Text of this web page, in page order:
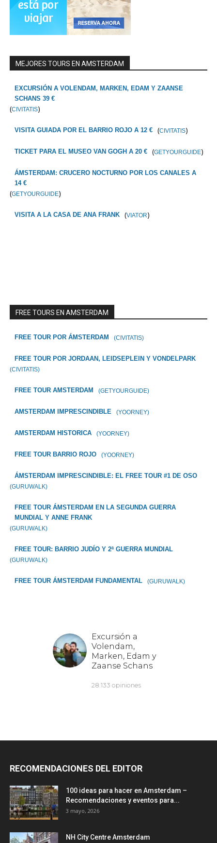
MEJORES TOURS EN AMSTERDAM
EXCURSIÓN A VOLENDAM, MARKEN, EDAM Y ZAANSE
SCHANS 39 €
(CIVITATIS)
VISITA GUIADA POR EL BARRIO ROJO A 12 € (CIVITATIS)
TICKET PARA EL MUSEO VAN GOGH A 20 € (GETYOURGUIDE)
ÁMSTERDAM: CRUCERO NOCTURNO POR LOS CANALES A
14 €
(GETYOURGUIDE)
VISITA A LA CASA DE ANA FRANK (VIATOR)
FREE TOURS EN AMSTERDAM
FREE TOUR POR ÁMSTERDAM (CIVITATIS)
FREE TOUR POR JORDAAN, LEIDSEPLEIN Y VONDELPARK
(CIVITATIS)
FREE TOUR AMSTERDAM (GETYOURGUIDE)
AMSTERDAM IMPRESCINDIBLE (YOORNEY)
AMSTERDAM HISTORICA (YOORNEY)
FREE TOUR BARRIO ROJO (YOORNEY)
ÁMSTERDAM IMPRESCINDIBLE: EL FREE TOUR #1 DE OSO
(GURUWALK)
FREE TOUR ÁMSTERDAM EN LA SEGUNDA GUERRA
MUNDIAL Y ANNE FRANK
(GURUWALK)
FREE TOUR: BARRIO JUDÍO Y 2ª GUERRA MUNDIAL
(GURUWALK)
FREE TOUR ÁMSTERDAM FUNDAMENTAL (GURUWALK)
RECOMENDACIONES DEL EDITOR
100 ideas para hacer en Amsterdam –
Recomendaciones y eventos para...
3 mayo, 2026
NH City Centre Amsterdam